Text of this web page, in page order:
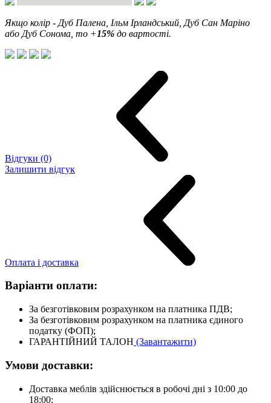
Якщо колір - Дуб Палена, Ільм Ірландський, Дуб Сан Маріно
або Дуб Сонома то +15% до вартості.
Відгуки (0)
Залишити відгук
Оплата і доставка
Варіанти оплати:
За безготівковим розрахунком на платника ПДВ;
За безготівковим розрахунком на платника єдиного
податку (ФОП);
ГАРАНТІЙНИЙ ТАЛОН (Завантажити)
Умови доставки:
Доставка меблів здійснюється в робочі дні з 10:00 до
18:00;